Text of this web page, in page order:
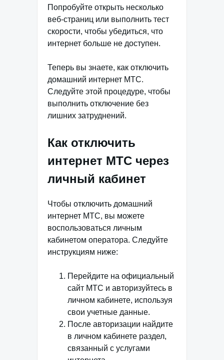
Попробуйте открыть несколько
веб-страниц или выполнить тест
скорости, чтобы убедиться, что
интернет больше не доступен.
Теперь вы знаете, как отключить
домашний интернет МТС.
Следуйте этой процедуре, чтобы
выполнить отключение без
лишних затруднений.
Как отключить
интернет МТС через
личный кабинет
Чтобы отключить домашний
интернет МТС, вы можете
воспользоваться личным
кабинетом оператора. Следуйте
инструкциям ниже:
Перейдите на официальный
сайт МТС и авторизуйтесь в
личном кабинете, используя
свои учетные данные.
После авторизации найдите
в личном кабинете раздел,
связанный с услугами